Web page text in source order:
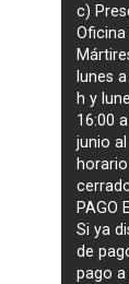
c)
lunes
h y
16:00
junio
PAGO
Si ya
de
pago